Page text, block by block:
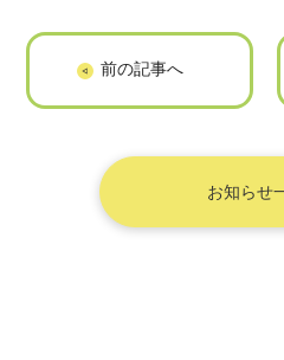
「アットセミナー
お知らせ